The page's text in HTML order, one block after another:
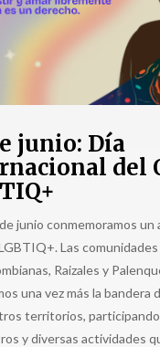
junio: Día
del
junio conmemoramos un
Las comunidades
Raizales y
una vez más la bandera
territorios, participando
y diversas actividades